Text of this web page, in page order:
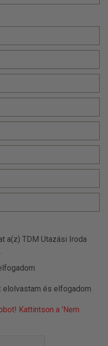
a(z) TDM Utazási Iroda
elolvastam és elfogadom
Kattintson a 'Nem